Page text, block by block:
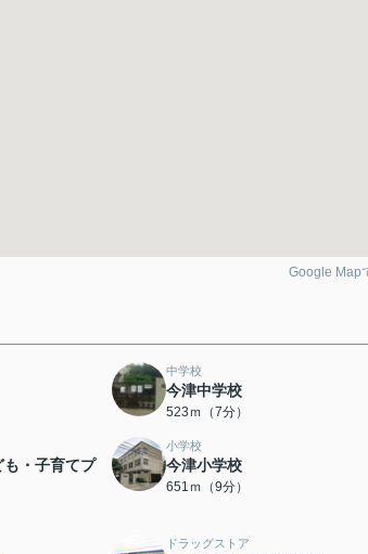
Google Map
中学校
今津中学校
523ｍ（7分）
も・子育てプ
小学校
今津小学校
651ｍ（9分）
ドラッグストア